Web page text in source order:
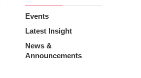
Events
Latest Insight
News &
Announcements